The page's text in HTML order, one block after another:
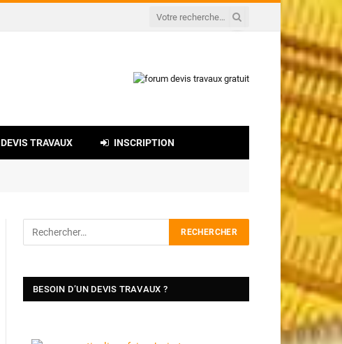
DEVIS TRAVAUX INSCRIPTION
BESOIN D’UN DEVIS TRAVAUX ?